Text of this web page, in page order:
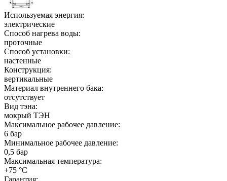
Используемая энергия:
электрические
Способ нагрева воды:
проточные
Способ установки:
настенные
Конструкция:
вертикальные
Материал внутреннего бака:
отсутствует
Вид тэна:
мокрый ТЭН
Максимальное рабочее давление:
6 бар
Минимальное рабочее давление:
0,5 бар
Максимальная температура:
+75 °C
Гарантия: